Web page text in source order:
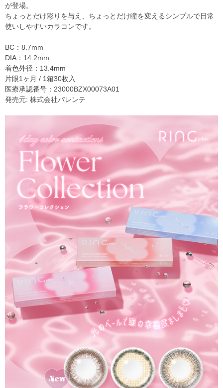
が登場。
ちょっとだけ彩りを与え、ちょっとだけ瞳を変えるシンプルで日常
使いしやすいカラコンです。
BC：8.7mm
DIA：14.2mm
着色外径：13.4mm
片眼1ヶ月 / 1箱30枚入
医療承認番号：23000BZX00073A01
発売元: 株式会社パレンテ